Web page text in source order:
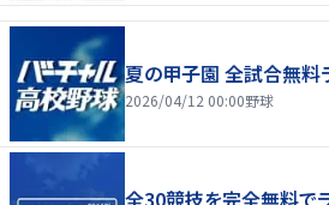
夏の甲子園 全試合無料
2026/04/12 00:00野球
全30競技を完全無料で